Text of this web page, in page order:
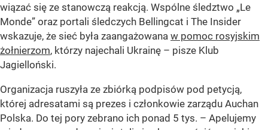
wiązać się ze stanowczą reakcją. Wspólne śledztwo „Le
Monde” oraz portali śledczych Bellingcat i The Insider
wskazuje, że sieć była zaangażowana w pomoc rosyjskim
żołnierzom, którzy najechali Ukrainę – pisze Klub
Jagielloński.
Organizacja ruszyła ze zbiórką podpisów pod petycją,
której adresatami są prezes i członkowie zarządu Auchan
Polska. Do tej pory zebrano ich ponad 5 tys. – Apelujemy